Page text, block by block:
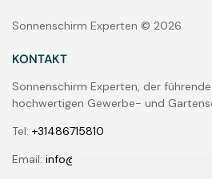
Sonnenschirm Experten © 2026
KONTAKT
Sonnenschirm Experten, der
hochwertigen Gewerbe- und
Tel: +31486715810
Email: info@bambrella-shop.de